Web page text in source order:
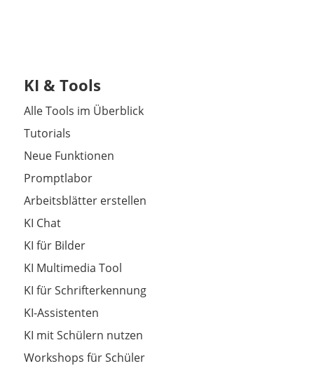
KI & Tools
Alle Tools im Überblick
Tutorials
Neue Funktionen
Promptlabor
Arbeitsblätter erstellen
KI Chat
KI für Bilder
KI Multimedia Tool
KI für Schrifterkennung
KI-Assistenten
KI mit Schülern nutzen
Workshops für Schüler